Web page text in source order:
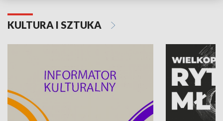
KULTURA I SZTUKA